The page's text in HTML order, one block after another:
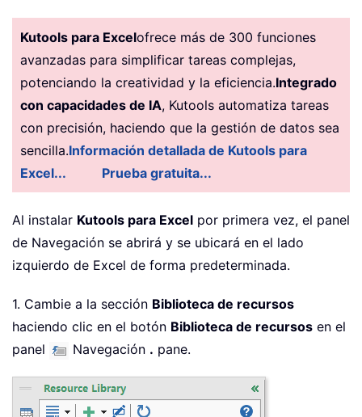
Kutools para Excelofrece más de 300 funciones
avanzadas para simplificar tareas complejas,
potenciando la creatividad y la eficiencia.Integrado
con capacidades de IA, Kutools automatiza tareas
con precisión, haciendo que la gestión de datos sea
sencilla.Información detallada de Kutools para
Excel...
Prueba gratuita...
Al instalar Kutools para Excel por primera vez, el panel
de Navegación se abrirá y se ubicará en el lado
izquierdo de Excel de forma predeterminada.
1. Cambie a la sección Biblioteca de recursos
haciendo clic en el botón Biblioteca de recursos en el
panel
Navegación . pane.